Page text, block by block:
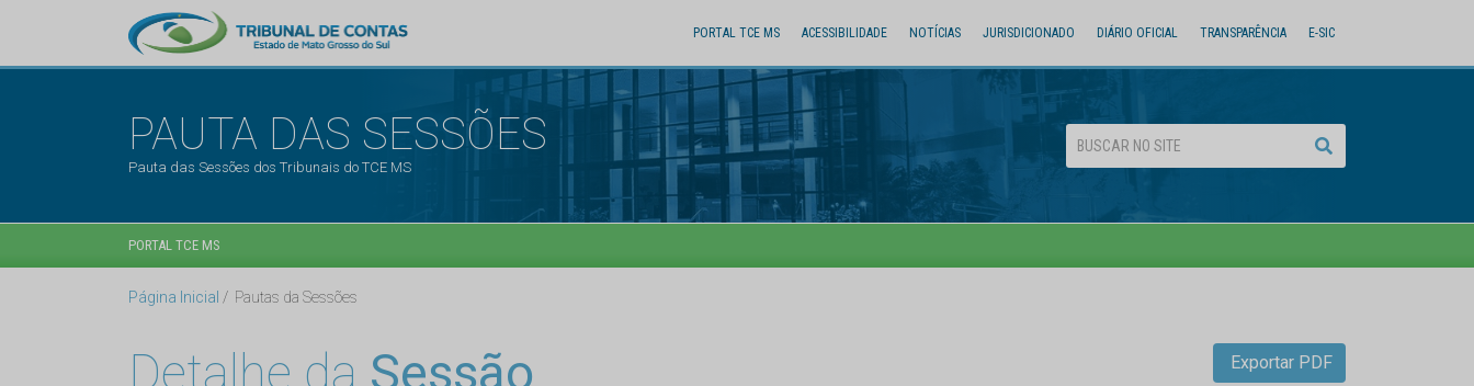
PORTAL TCE MS ACESSIBILIDADE NOTÍCIAS JURISDICIONADO DIÁRIO OFICIAL TRANSPARÊNCIA E-SIC
PAUTA DAS SESSÕES
Pauta das Sessões dos Tribunais do TCE MS
PORTAL TCE MS
Página Inicial Pautas da Sessões
Detalhe da Sessão Exportar PDF